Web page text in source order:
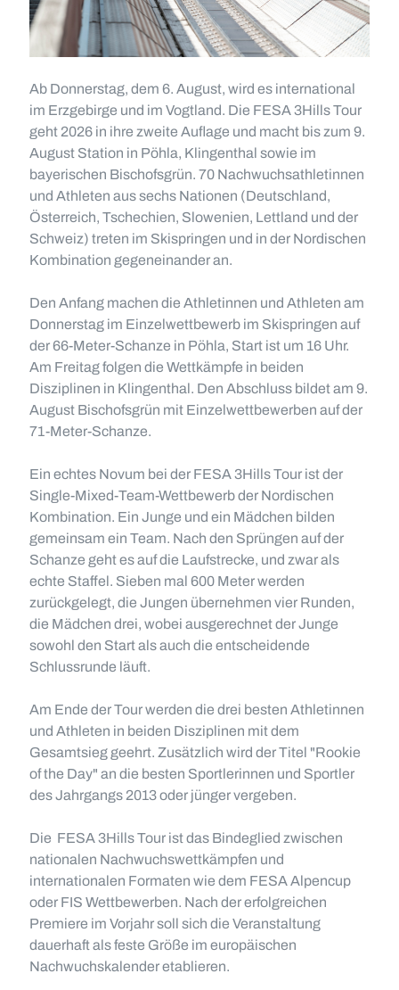
Ab Donnerstag, dem 6. August, wird es international
im Erzgebirge und im Vogtland. Die FESA 3Hills Tour
geht 2026 in ihre zweite Auflage und macht bis zum 9.
August Station in Pöhla, Klingenthal sowie im
bayerischen Bischofsgrün. 70 Nachwuchsathletinnen
und Athleten aus sechs Nationen (Deutschland,
Österreich, Tschechien, Slowenien, Lettland und der
Schweiz) treten im Skispringen und in der Nordischen
Kombination gegeneinander an.
Den Anfang machen die Athletinnen und Athleten am
Donnerstag im Einzelwettbewerb im Skispringen auf
der 66-Meter-Schanze in Pöhla, Start ist um 16 Uhr.
Am Freitag folgen die Wettkämpfe in beiden
Disziplinen in Klingenthal. Den Abschluss bildet am 9.
August Bischofsgrün mit Einzelwettbewerben auf der
71-Meter-Schanze.
Ein echtes Novum bei der FESA 3Hills Tour ist der
Single-Mixed-Team-Wettbewerb der Nordischen
Kombination. Ein Junge und ein Mädchen bilden
gemeinsam ein Team. Nach den Sprüngen auf der
Schanze geht es auf die Laufstrecke, und zwar als
echte Staffel. Sieben mal 600 Meter werden
zurückgelegt, die Jungen übernehmen vier Runden,
die Mädchen drei, wobei ausgerechnet der Junge
sowohl den Start als auch die entscheidende
Schlussrunde läuft.
Am Ende der Tour werden die drei besten Athletinnen
und Athleten in beiden Disziplinen mit dem
Gesamtsieg geehrt. Zusätzlich wird der Titel "Rookie
of the Day" an die besten Sportlerinnen und Sportler
des Jahrgangs 2013 oder jünger vergeben.
Die FESA 3Hills Tour ist das Bindeglied zwischen
nationalen Nachwuchswettkämpfen und
internationalen Formaten wie dem FESA Alpencup
oder FIS Wettbewerben. Nach der erfolgreichen
Premiere im Vorjahr soll sich die Veranstaltung
dauerhaft als feste Größe im europäischen
Nachwuchskalender etablieren.